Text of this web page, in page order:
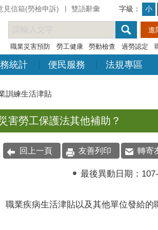
見信箱(勞檢申訴) 雙語辭彙 字級： 小
職業災害預防 勞工健康 勞動檢查 過勞認定
統計 便民服務 法規專區
訓練生活津貼
害勞工保護法其他補助？
回上一頁 友善列印 轉寄
最後異動日期：
業疾病生活津貼以及其他單位發給的